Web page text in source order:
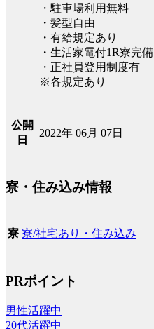
・駐車場利用無料
・髪型自由
・有給規定あり
・生活家電付1R寮完備
・正社員登用制度有
※各規定あり
公開
日
2022年 06月 07日
寮・住み込み情報
寮 寮/社宅あり・住み込み
PRポイント
男性活躍中
20代活躍中